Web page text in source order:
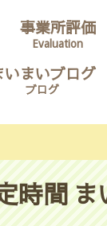
事業所評価
Evaluation
いまいブログ
ブログ
時間 ま